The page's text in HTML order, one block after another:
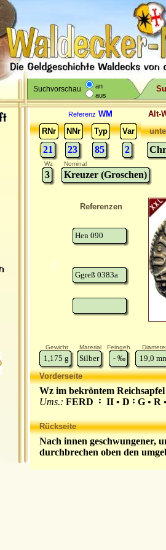
Suchvorschau
an
aus
Referenz WM Alt-
RNr
NNr Typ Var
21 23 85 2
Wz Nominal
3 Kreuzer (Groschen)
Referenzen
Hen 090
Ggreß 0383a
Gewicht Material Feingeh.
1,175 g Silber - ‰ 19,0
Vorderseite
Wz im bekröntem
Ums.: FERD II • D G • R
Rückseite
Nach innen geschwungener,
durchbrechen oben den